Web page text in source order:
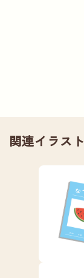
関連イラスト